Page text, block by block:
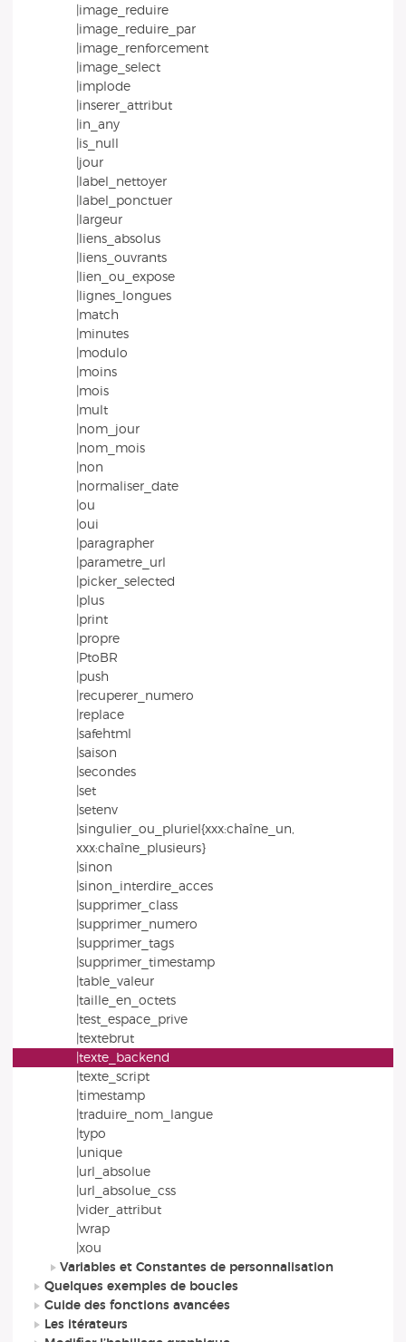
|image_reduire
|image_reduire_par
|image_renforcement
|image_select
|implode
|inserer_attribut
|in_any
|is_null
|jour
|label_nettoyer
|label_ponctuer
|largeur
|liens_absolus
|liens_ouvrants
|lien_ou_expose
|lignes_longues
|match
|minutes
|modulo
|moins
|mois
|mult
|nom_jour
|nom_mois
|non
|normaliser_date
|ou
|oui
|paragrapher
|parametre_url
|picker_selected
|plus
|print
|propre
|PtoBR
|push
|recuperer_numero
|replace
|safehtml
|saison
|secondes
|set
|setenv
|singulier_ou_pluriel{xxx:chaîne_un,
xxx:chaîne_plusieurs}
|sinon
|sinon_interdire_acces
|supprimer_class
|supprimer_numero
|supprimer_tags
|supprimer_timestamp
|table_valeur
|taille_en_octets
|test_espace_prive
|textebrut
|texte_backend
|texte_script
|timestamp
|traduire_nom_langue
|typo
|unique
|url_absolue
|url_absolue_css
|vider_attribut
|wrap
|xou
Variables et Constantes de personnalisation
Quelques exemples de boucles
Guide des fonctions avancées
Les itérateurs